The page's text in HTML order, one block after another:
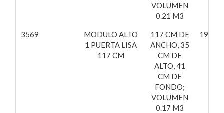
VOLUMEN
0.21 M3
3569
MODULO ALTO
1 PUERTA LISA
117 CM
117 CM DE
ANCHO, 35
CM DE
ALTO, 41
CM DE
FONDO;
VOLUMEN
0.17 M3